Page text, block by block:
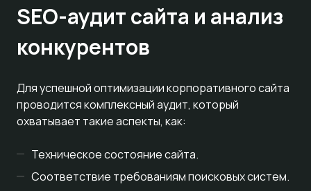
SEO-аудит сайта и анализ
конкурентов
Для успешной оптимизации корпоративного сайта
проводится комплексный аудит, который
охватывает такие аспекты, как:
Техническое состояние сайта.
Соответствие требованиям поисковых систем.